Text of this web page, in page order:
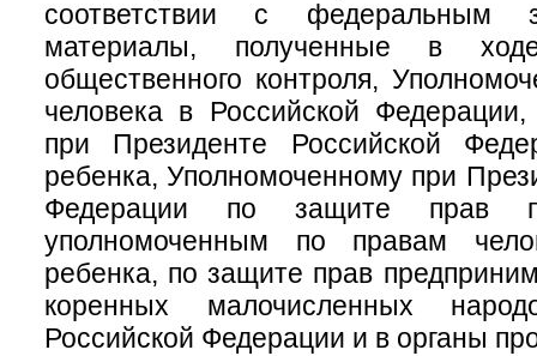
соответствии с федеральным
материалы, полученные в
общественного контроля,
человека в Российской
при Президенте Российской
ребенка, Уполномоченному при
Федерации по защите прав
уполномоченным по правам
ребенка, по защите прав
коренных малочисленных
Российской Федерации и в органы